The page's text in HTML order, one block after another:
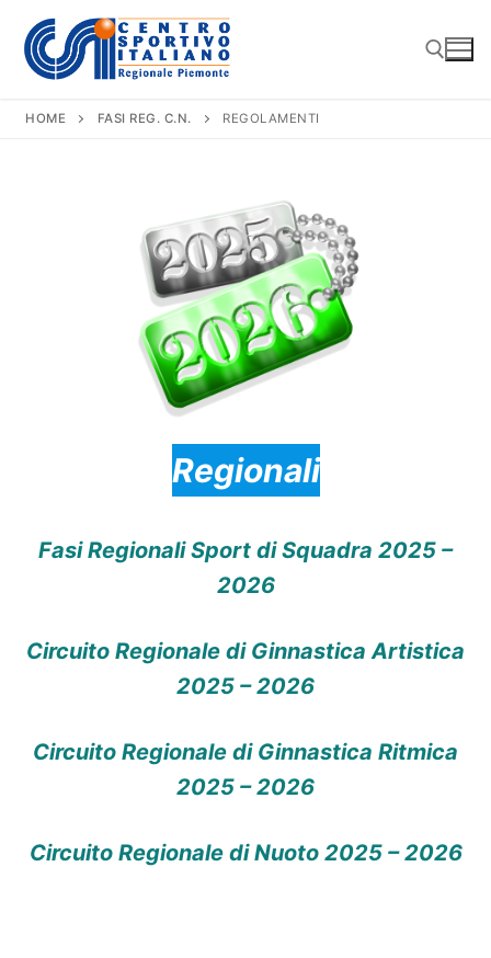
contenuto
HOME FASI REG. C.N. REGOLAMENTI
Regionali
Fasi Regionali Sport di Squadra 2025 –
2026
Circuito Regionale di Ginnastica Artistica
2025 – 2026
Circuito Regionale di Ginnastica Ritmica
2025 – 2026
Circuito Regionale di Nuoto 2025 – 2026